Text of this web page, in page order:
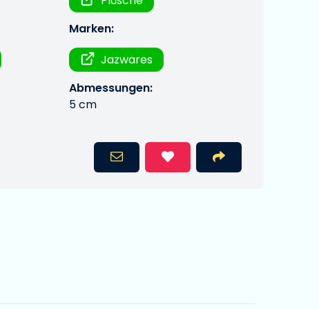
Marken:
Jazwares
Abmessungen:
5 cm